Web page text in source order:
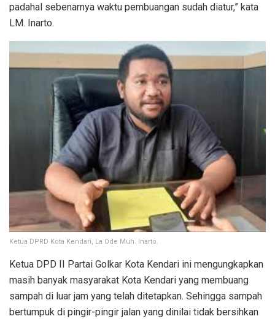
padahal sebenarnya waktu pembuangan sudah diatur,” kata
LM. Inarto.
Ketua DPRD Kota Kendari, La Ode Muh. Inarto.
Ketua DPD II Partai Golkar Kota Kendari ini mengungkapkan
masih banyak masyarakat Kota Kendari yang membuang
sampah di luar jam yang telah ditetapkan. Sehingga sampah
bertumpuk di pingir-pingir jalan yang dinilai tidak bersihkan